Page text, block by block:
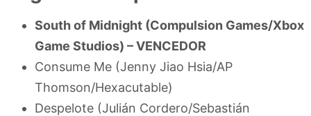
South of Midnight (Compulsion Games/Xbox
Game Studios) –VENCEDOR
Consume Me (Jenny Jiao Hsia/AP
Thomson/Hexacutable)
Despelote (Julián Cordero/Sebastián